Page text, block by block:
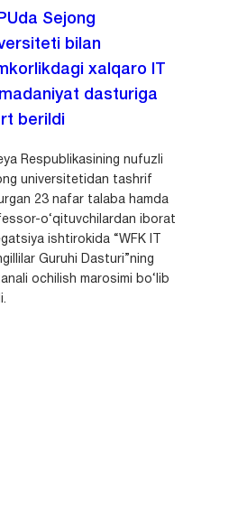
Sejong
bilan
xalqaro IT
dasturiga
berildi
Respublikasining nufuzli
universitetidan tashrif
23 nafar talaba hamda
o‘qituvchilardan iborat
ishtirokida “WFK IT
Guruhi Dasturi”ning
ochilish marosimi bo‘lib